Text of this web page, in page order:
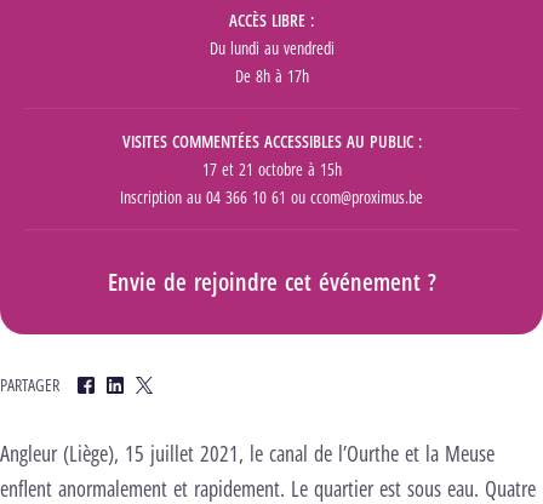
ACCÈS LIBRE
Du lundi au vendredi
De 8h à 17h
VISITES COMMENTÉES ACCESSIBLES AU PUBLIC
17 et 21 octobre à 15h
Inscription au 04 366 10 61 ou ccom@proximus.be
Envie de rejoindre cet événement ?
PARTAGER
Facebook
LinkedInTwitter
Angleur (Liège), 15 juillet 2021, le canal de l’Ourthe et la Meuse
enflent anormalement et rapidement. Le quartier est sous eau. Quatre